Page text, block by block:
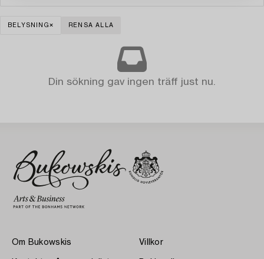
BELYSNING RENSA ALLA
Din sökning gav ingen träff just nu.
Om Bukowskis Villkor